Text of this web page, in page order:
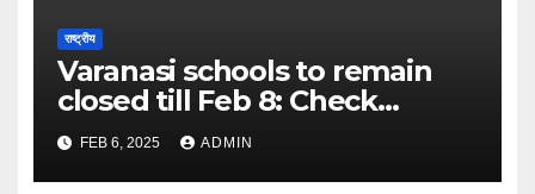
राष्ट्रीय
Varanasi schools to remain
closed till Feb 8: Check
details here – The Times of
India
FEB 6, 2025 ADMIN